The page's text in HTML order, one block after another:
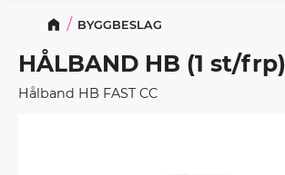
BYGGBESLAG
HÅLBAND HB (1 st/frp)
Hålband HB FAST CC